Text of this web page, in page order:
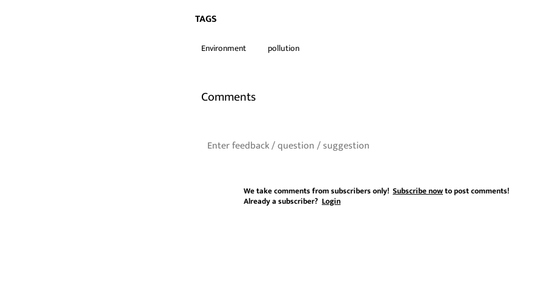
TAGS
Environment pollution
Comments
We take comments from subscribers only! Subscribe nowto post comments!
Already a subscriber? Login